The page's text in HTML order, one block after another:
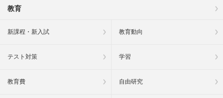
教育
新課程・新入試 教育動向
テスト対策 学習
教育費 自由研究